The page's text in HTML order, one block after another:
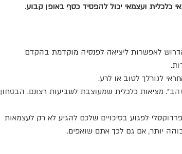
כלכלית ועצמאי יכול להפסיד כסף באופן קבוע.
לאפשרות ליציאה לפנסיה מוקדמת בהקדם
לגורלך לטוב או לרע.
מציאות כלכלית שמעוצבת לשביעות רצונם. הבטחון
לפגוע בסיכויים שלכם להגיע לא רק לעצמאות
יותר, אם גם לכך אתם שואפים.